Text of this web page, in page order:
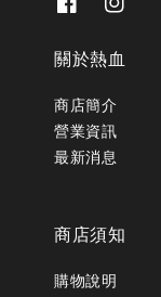
關於熱血
商店簡介
營業資訊
最新消息
商店須知
購物說明